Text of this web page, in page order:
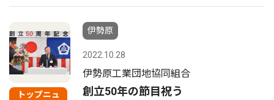
トップニュ
伊勢原
2022.10.28
伊勢原工業団地協同組合
創立50年の節目祝う